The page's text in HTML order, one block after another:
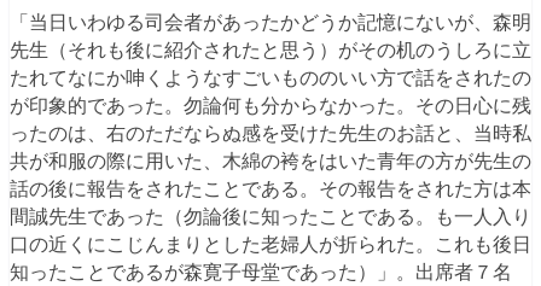
「当日いわゆる司会者があったかどうか記憶にないが、森明
先生（それも後に紹介されたと思う）がその机のうしろに立
たれてなにか呻くようなすごいもののいい方で話をされたの
が印象的であった。勿論何も分からなかった。その日心に残
ったのは、右のただならぬ感を受けた先生のお話と、当時私
共が和服の際に用いた、木綿の袴をはいた青年の方が先生の
話の後に報告をされたことである。その報告をされた方は本
間誠先生であった（勿論後に知ったことである。も一人入り
口の近くにこじんまりとした老婦人が折られた。これも後日
知ったことであるが森寛子母堂であった）」。出席者７名